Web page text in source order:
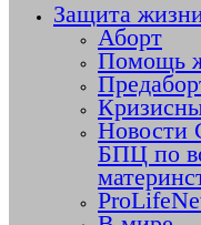
Защита
Аборт
Помощь
Новости
БПЦ по